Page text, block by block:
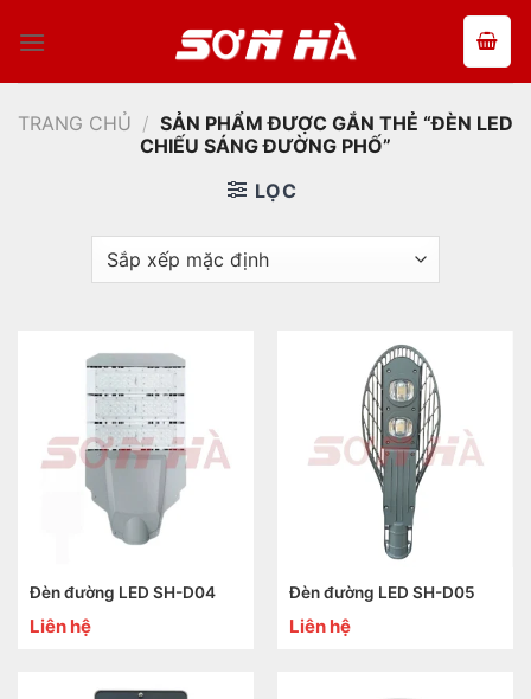
qua
TRANG CHỦ / SẢN PHẨM ĐƯỢC GẮN THẺ “ĐÈN LED
CHIẾU SÁNG ĐƯỜNG PHỐ”
LỌC
Đèn đường LED SH-D04
Liên hệ
Đèn đường LED SH-D05
Liên hệ